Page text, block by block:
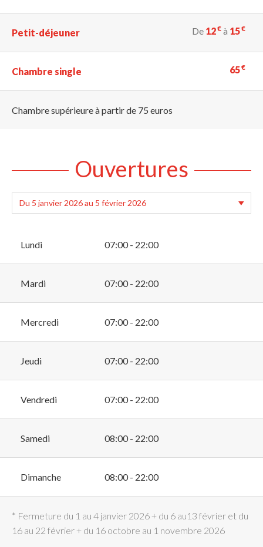
Petit-déjeuner De 12€ à 15€
Chambre single 65€
Chambre supérieure à partir de 75 euros
Ouvertures
Lundi 07:00 - 22:00
Mardi 07:00 - 22:00
Mercredi 07:00 - 22:00
Jeudi 07:00 - 22:00
Vendredi 07:00 - 22:00
Samedi 08:00 - 22:00
Dimanche 08:00 - 22:00
* Fermeture du 1 au 4 janvier 2026 + du 6 au13 février et du
16 au 22 février + du 16 octobre au 1 novembre 2026